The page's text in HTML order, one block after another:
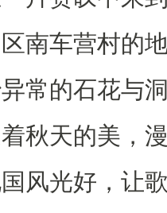
南车营村的
常的石花与
秋天的美，
风光好，让